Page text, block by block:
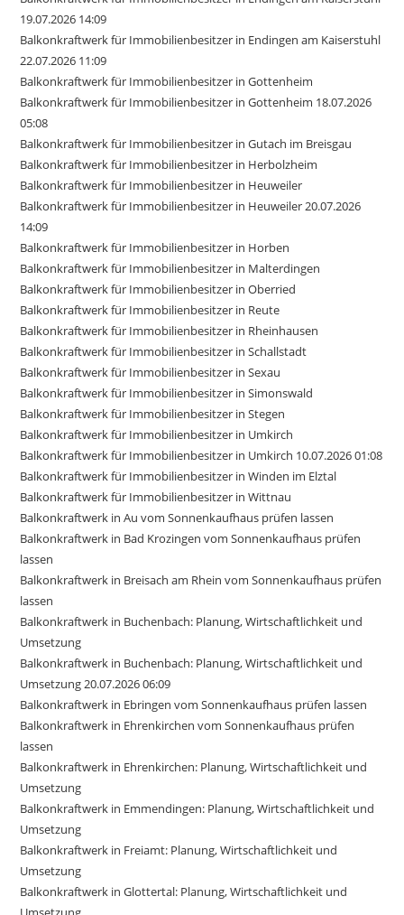
19.07.2026 14:09
Balkonkraftwerk für Immobilienbesitzer in Endingen am Kaiserstuhl
22.07.2026 11:09
Balkonkraftwerk für Immobilienbesitzer in Gottenheim
Balkonkraftwerk für Immobilienbesitzer in Gottenheim 18.07.2026
05:08
Balkonkraftwerk für Immobilienbesitzer in Gutach im Breisgau
Balkonkraftwerk für Immobilienbesitzer in Herbolzheim
Balkonkraftwerk für Immobilienbesitzer in Heuweiler
Balkonkraftwerk für Immobilienbesitzer in Heuweiler 20.07.2026
14:09
Balkonkraftwerk für Immobilienbesitzer in Horben
Balkonkraftwerk für Immobilienbesitzer in Malterdingen
Balkonkraftwerk für Immobilienbesitzer in Oberried
Balkonkraftwerk für Immobilienbesitzer in Reute
Balkonkraftwerk für Immobilienbesitzer in Rheinhausen
Balkonkraftwerk für Immobilienbesitzer in Schallstadt
Balkonkraftwerk für Immobilienbesitzer in Sexau
Balkonkraftwerk für Immobilienbesitzer in Simonswald
Balkonkraftwerk für Immobilienbesitzer in Stegen
Balkonkraftwerk für Immobilienbesitzer in Umkirch
Balkonkraftwerk für Immobilienbesitzer in Umkirch 10.07.2026 01:08
Balkonkraftwerk für Immobilienbesitzer in Winden im Elztal
Balkonkraftwerk für Immobilienbesitzer in Wittnau
Balkonkraftwerk in Au vom Sonnenkaufhaus prüfen lassen
Balkonkraftwerk in Bad Krozingen vom Sonnenkaufhaus prüfen
lassen
Balkonkraftwerk in Breisach am Rhein vom Sonnenkaufhaus prüfen
lassen
Balkonkraftwerk in Buchenbach: Planung, Wirtschaftlichkeit und
Umsetzung
Balkonkraftwerk in Buchenbach: Planung, Wirtschaftlichkeit und
Umsetzung 20.07.2026 06:09
Balkonkraftwerk in Ebringen vom Sonnenkaufhaus prüfen lassen
Balkonkraftwerk in Ehrenkirchen vom Sonnenkaufhaus prüfen
lassen
Balkonkraftwerk in Ehrenkirchen: Planung, Wirtschaftlichkeit und
Umsetzung
Balkonkraftwerk in Emmendingen: Planung, Wirtschaftlichkeit und
Umsetzung
Balkonkraftwerk in Freiamt: Planung, Wirtschaftlichkeit und
Umsetzung
Balkonkraftwerk in Glottertal: Planung, Wirtschaftlichkeit und